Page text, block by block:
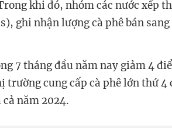
khi đó, nhóm các nước xếp
ghi nhận lượng cà phê bán
7 tháng đầu năm nay giảm 4
trường cung cấp cà phê lớn thứ
năm 2024.